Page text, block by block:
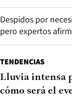
Despidos por
pero expertos
TENDENCIAS
Lluvia intensa
cómo será el